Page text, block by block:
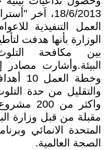
18/6/2013،
الوزارة بأنها هدفت
بين مكافحة
البيئة.وأشارت مصادر
وخطة
واكثر
مقبلة من قبل وزارة
المتحدة الانمائي
الصحة العالمية.